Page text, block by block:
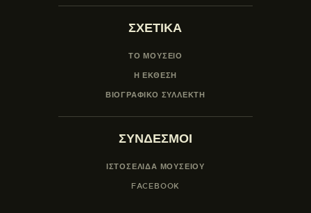
ΣΧΕΤΙΚΑ
ΤΟ ΜΟΥΣΕΙΟ
Η ΕΚΘΕΣΗ
ΒΙΟΓΡΑΦΙΚΟ ΣΥΛΛΕΚΤΗ
ΣΥΝΔΕΣΜΟΙ
ΙΣΤΟΣΕΛΙΔΑ ΜΟΥΣΕΊΟΥ
FACEBOOK